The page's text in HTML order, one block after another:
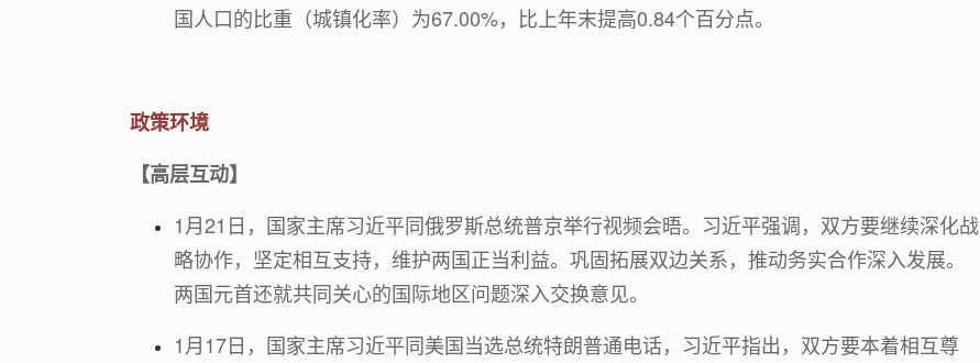
国人口的比重（城镇化率）为67.00%，比上年末提高0.84个百分点。
政策环境
【高层互动】
1月21日，国家主席习近平同俄罗斯总统普京举行视频会晤。习近平强调，双方要继续深化战
略协作，坚定相互支持，维护两国正当利益。巩固拓展双边关系，推动务实合作深入发展。
两国元首还就共同关心的国际地区问题深入交换意见。
1月17日，国家主席习近平同美国当选总统特朗普通电话，习近平指出，双方要本着相互尊